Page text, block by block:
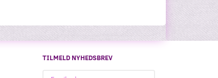
TILMELD NYHEDSBREV